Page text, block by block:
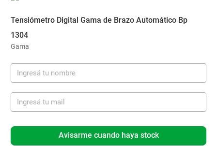
Tensiómetro Digital Gama de Brazo Automático Bp
1304
Gama
Avisarme cuando haya stock